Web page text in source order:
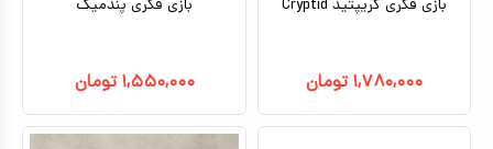
بازی فکری کریپتید Cryptid
۱,۷۸۰,۰۰۰ تومان
بازی فکری پندمیک
۱,۵۵۰,۰۰۰ تومان